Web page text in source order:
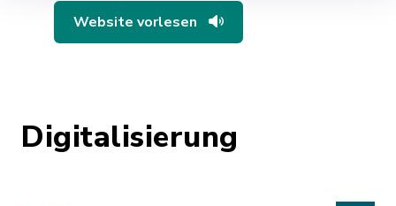
Website vorlesen
Digitalisierung